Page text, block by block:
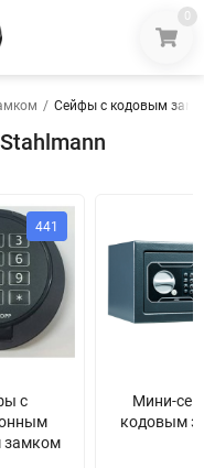
0
/ Сейфы с кодовым
с
замком
441
Мини-
кодовым